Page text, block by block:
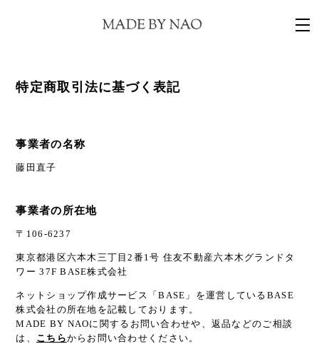
特定商取引法に基づく表記
事業者の名称
藤田直子
事業者の所在地
〒106-6237
東京都港区六本木三丁目2番1号 住友不動産六本木グランドタ
ワー 37F BASE株式会社
ネットショップ作成サービス「BASE」を運営しているBASE
株式会社の所在地を記載しております。
MADE BY NAOに関するお問い合わせや、返品などのご相談
は、 こちらからお問い合わせください。